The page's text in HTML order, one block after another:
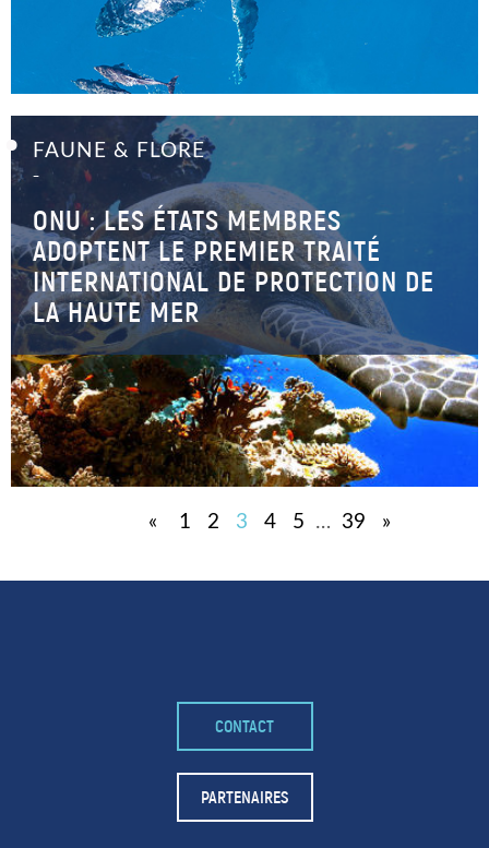
FAUNE & FLORE
–
ONU : LES ÉTATS MEMBRES
ADOPTENT LE PREMIER TRAITÉ
INTERNATIONAL DE PROTECTION DE
LA HAUTE MER
« 1 2 3 4 5 … 39 »
CONTACT
PARTENAIRES